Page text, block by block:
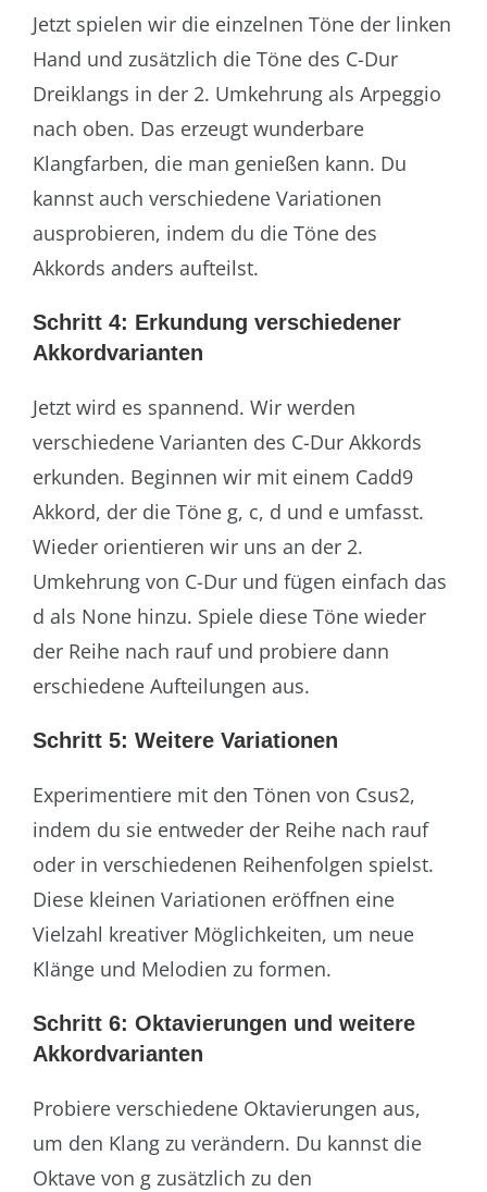
Jetzt spielen wir die einzelnen Töne der linken
Hand und zusätzlich die Töne des C-Dur
Dreiklangs in der 2. Umkehrung als Arpeggio
nach oben. Das erzeugt wunderbare
Klangfarben, die man genießen kann. Du
kannst auch verschiedene Variationen
ausprobieren, indem du die Töne des
Akkords anders aufteilst.
Schritt 4: Erkundung verschiedener
Akkordvarianten
Jetzt wird es spannend. Wir werden
verschiedene Varianten des C-Dur Akkords
erkunden. Beginnen wir mit einem Cadd9
Akkord, der die Töne g, c, d und e umfasst.
Wieder orientieren wir uns an der 2.
Umkehrung von C-Dur und fügen einfach das
d als None hinzu. Spiele diese Töne wieder
der Reihe nach rauf und probiere dann
erschiedene Aufteilungen aus.
Schritt 5: Weitere Variationen
Experimentiere mit den Tönen von Csus2,
indem du sie entweder der Reihe nach rauf
oder in verschiedenen Reihenfolgen spielst.
Diese kleinen Variationen eröffnen eine
Vielzahl kreativer Möglichkeiten, um neue
Klänge und Melodien zu formen.
Schritt 6: Oktavierungen und weitere
Akkordvarianten
Probiere verschiedene Oktavierungen aus,
um den Klang zu verändern. Du kannst die
Oktave von g zusätzlich zu den